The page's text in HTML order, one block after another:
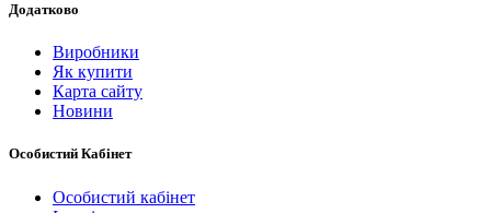
Додатково
Виробники
Як купити
Карта сайту
Новини
Особистий Кабінет
Особистий кабінет